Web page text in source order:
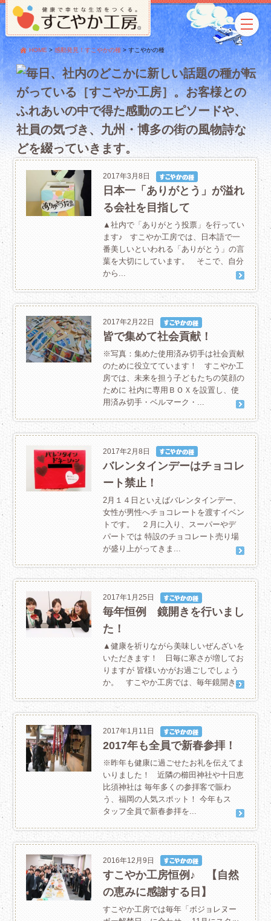
HOME> 感動発見！すこやかの種 > すこやかの種
2017年3月8日
日本一「ありがとう」が溢れ
る会社を目指して
▲社内で「ありがとう投票」を行ってい
ます♪ すこやか工房では、日本語で一
番美しいといわれる「ありがとう」の言
葉を大切にしています。 そこで、自分
から...
2017年2月22日
皆で集めて社会貢献！
※写真：集めた使用済み切手は社会貢献
のために役立てています！ すこやか工
房では、未来を担う子どもたちの笑顔の
ために 社内に専用ＢＯＸを設置し、使
用済み切手・ベルマーク・...
2017年2月8日
バレンタインデーはチョコレ
ート禁止！
2月１４日といえばバレンタインデー、
女性が男性へチョコレートを渡すイベン
トです。 ２月に入り、スーパーやデ
パートでは 特設のチョコレート売り場
が盛り上がってきま...
2017年1月25日
毎年恒例 鏡開きを行いまし
た！
▲健康を祈りながら美味しいぜんざいを
いただきます！ 日毎に寒さが増してお
りますが 皆様いかがお過ごしでしょう
か。 すこやか工房では、毎年鏡開き...
2017年1月11日
2017年も全員で新春参拝！
※昨年も健康に過ごせたお礼を伝えてま
いりました！ 近隣の櫛田神社や十日恵
比須神社は 毎年多くの参拝客で賑わ
う、福岡の人気スポット！ 今年もス
タッフ全員で新春参拝を...
2016年12月9日
すこやか工房恒例♪ 【自然
の恵みに感謝する日】
すこやか工房では毎年「ボジョレヌー